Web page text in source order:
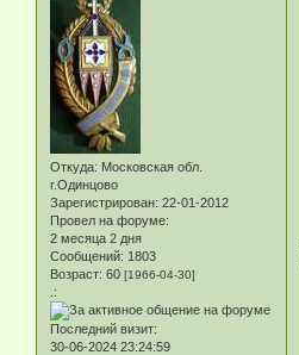
Откуда: Московская обл.
г.Одинцово
Зарегистрирован: 22-01-2012
Провел на форуме:
2 месяца 2 дня
Сообщений: 1803
Возраст: 60 [1966-04-30]
.:
Последний визит:
30-06-2024 23:24:59